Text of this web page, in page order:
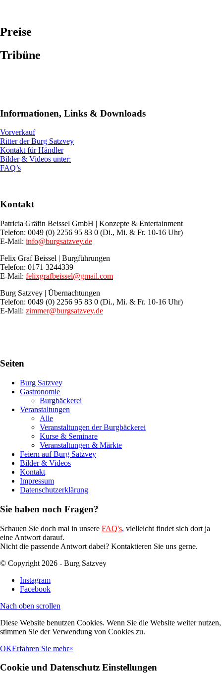
Preise
Tribüne
Informationen, Links & Downloads
Vorverkauf
Ritter der Burg Satzvey
Kontakt für Händler
Bilder & Videos unter:
FAQ’s
Kontakt
Patricia Gräfin Beissel GmbH | Konzepte & Entertainment
Telefon: 0049 (0) 2256 95 83 0 (Di., Mi. & Fr. 10-16 Uhr)
E-Mail: info@burgsatzvey.de
Felix Graf Beissel | Burgführungen
Telefon: 0171 3244339
E-Mail: felixgrafbeissel@gmail.com
Burg Satzvey | Übernachtungen
Telefon: 0049 (0) 2256 95 83 0 (Di., Mi. & Fr. 10-16 Uhr)
E-Mail: zimmer@burgsatzvey.de
Seiten
Burg Satzvey
Gastronomie
Burgbäckerei
Veranstaltungen
Alle
Veranstaltungen der Burgbäckerei
Kurse & Seminare
Veranstaltungen & Märkte
Feiern auf Burg Satzvey
Bilder & Videos
Kontakt
Impressum
Datenschutzerklärung
Sie haben noch Fragen?
Schauen Sie doch mal in unsere FAQ's, vielleicht findet sich dort ja
eine Antwort darauf.
Nicht die passende Antwort dabei? Kontaktieren Sie uns gerne.
© Copyright 2026 - Burg Satzvey
Instagram
Facebook
Nach oben scrollen
Diese Website benutzen Cookies. Wenn Sie die Website weiter nutzen,
stimmen Sie der Verwendung von Cookies zu.
OKErfahren Sie mehr×
Cookie und Datenschutz Einstellungen